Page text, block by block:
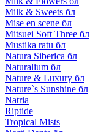
Milk & Sweets бл
Mise en scene бл
Mitsuei Soft Three бл
Mustika ratu бл
Natura Siberica бл
Naturalium бл
Nature & Luxury бл
Nature`s Sunshine бл
Natria
Riptide
Tropical Mists